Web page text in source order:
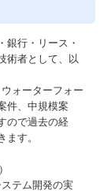
銀行・リース・
術者として、以
ォーターフォー
件、中規模案
ので過去の経
す。
テム開発の実